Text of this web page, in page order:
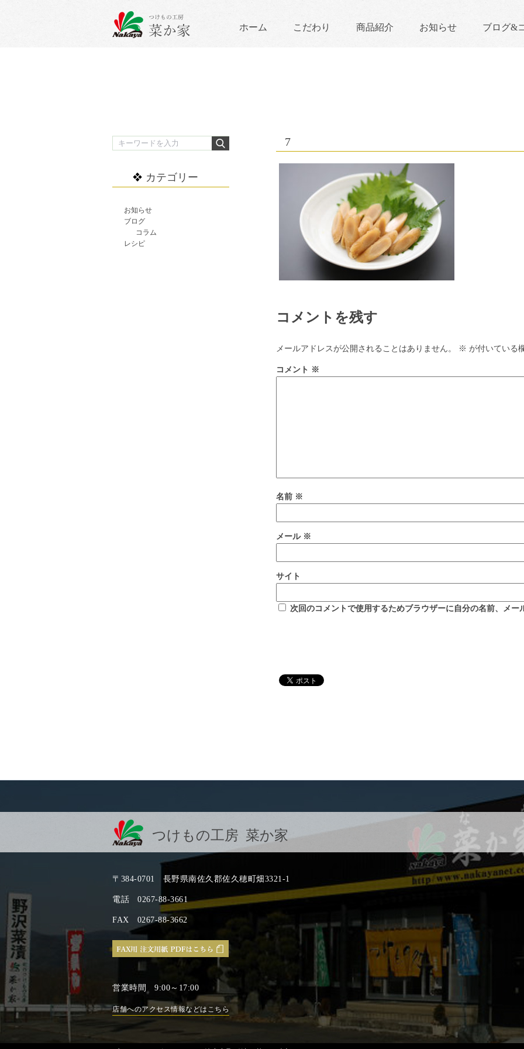
ホーム こだわり 商品紹介 お知らせ ブログ&
7
コメントを残す
メールアドレスが公開されることはありません。 ※ が付いている
コメント ※
名前 ※
メール ※
サイト
次回のコメントで使用するためブラウザーに自分の名前、メー
カテゴリー
お知らせ
ブログ
コラム
レシピ
つけもの工房 菜か家
〒384-0701 長野県南佐久郡佐久穂町畑3321-1
電話 0267-88-3661
FAX 0267-88-3662
営業時間 9:00～17:00
店舗へのアクセス情報などはこちら